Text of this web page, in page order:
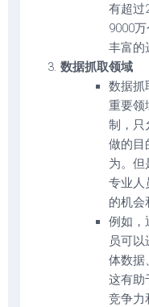
有超过
9000
丰富的
数据抓取领域
数据抓
重要领
制，只
做的目
为。但
专业人
的机会
例如，
员可
体数据
这有助
竞争力